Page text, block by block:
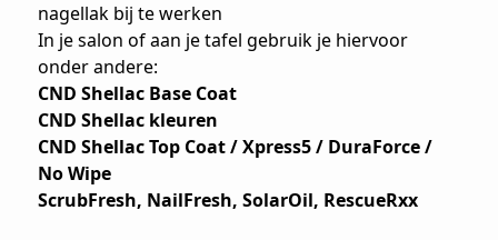
nagellak bij te werken
In je salon of aan je tafel gebruik je hiervoor
onder andere:
CND Shellac Base Coat
CND Shellac kleuren
CND Shellac Top Coat / Xpress5 / DuraForce /
No Wipe
ScrubFresh, NailFresh, SolarOil, RescueRxx